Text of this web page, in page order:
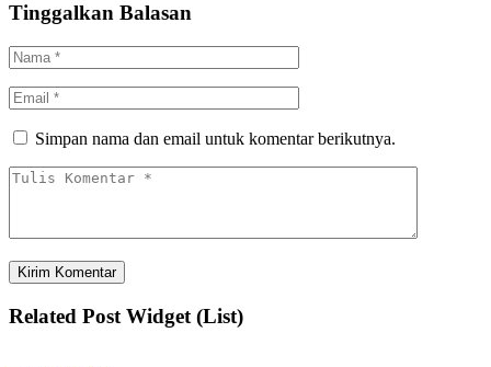
Tinggalkan Balasan
Simpan nama dan email untuk komentar berikutnya.
Related Post Widget (List)